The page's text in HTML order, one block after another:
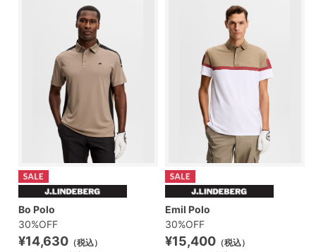
Bo Polo
30%OFF
¥14,630 （税込）
Emil Polo
30%OFF
¥15,400 （税込）